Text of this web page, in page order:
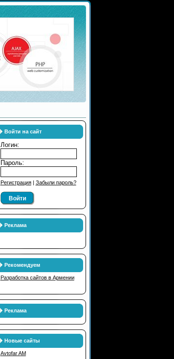
Войти на сайт
Логин:
Пароль:
Регистрация| Забыли пароль?
Реклама
Рекомендуем
Разработка сайтов в Армении
Реклама
Новые сайты
Avtofar AM